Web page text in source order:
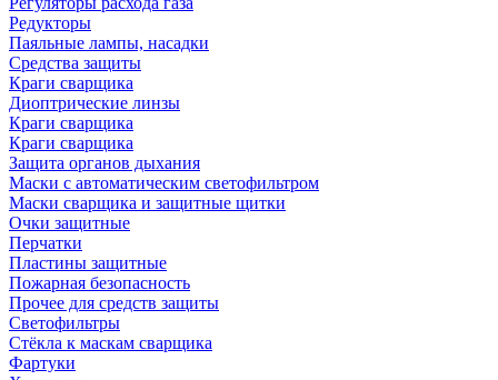
Редукторы
Паяльные лампы, насадки
Средства защиты
Краги сварщика
Диоптрические линзы
Краги сварщика
Краги сварщика
Защита органов дыхания
Маски с автоматическим светофильтром
Маски сварщика и защитные щитки
Очки защитные
Перчатки
Пластины защитные
Пожарная безопасность
Прочее для средств защиты
Светофильтры
Стёкла к маскам сварщика
Фартуки